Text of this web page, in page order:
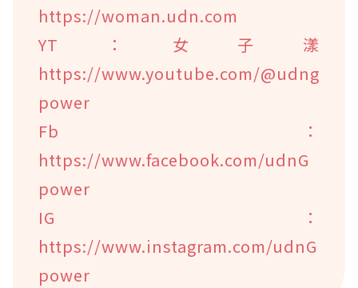
https://woman.udn.com
YT：女子漾
https://www.youtube.com/@udng
power
Fb：
https://www.facebook.com/udnG
power
IG：
https://www.instagram.com/udnG
power